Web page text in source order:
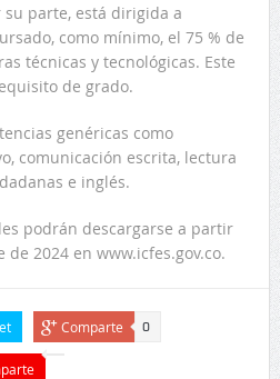
su parte, está dirigida a
como mínimo, el 75 % de
técnicas y tecnológicas. Este
de grado.
genéricas como
comunicación escrita, lectura
e inglés.
podrán descargarse a partir
2024 en www.icfes.gov.co.
Comparte 0